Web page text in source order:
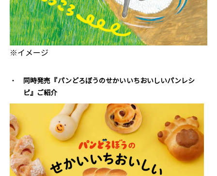
※イメージ
同時発売『パンどろぼうのせかいいちおいしいパンレシ
ピ』ご紹介